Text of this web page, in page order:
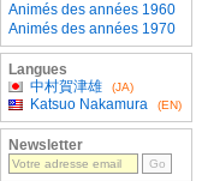
Animés des années 1960
Animés des années 1970
Langues
中村賀津雄
(JA)
Katsuo Nakamura (EN)
Newsletter